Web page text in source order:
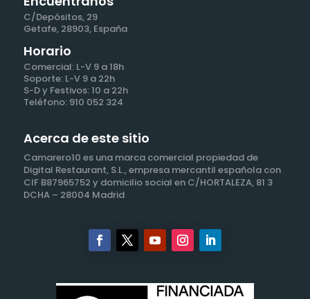
mantener el fin del tratamiento o existan prescripciones
legales que dictaminen su custodia y cuando
ya no sea necesario para ello, se suprimirán con medidas de
seguridad adecuadas para garantizar la
anonimización de los datos o la destrucción total de los
mismos.
terceros, salvo obligación legal.
Derechos que asisten al Usuario:
- Derecho a retirar el consentimiento en cualquier momento.
- Derecho de acceso, rectificación, portabilidad y supresión
su tratamiento.
- Derecho a presentar una reclamación ante la Autoridad de
tratamiento no se ajusta a la normativa vigente.
C/Depósitos, 29
Getafe, 28903, España
Horario
Comercial: L-V 9 a 18h
Soporte: L-V 9 a 22h
S-D y Festivos: 10 a 22h
Teléfono: 910 052 324
Acerca de este sitio
Camarero10 es una marca comercial propiedad de
Digital Restaurant, S.L., empresa mercantil española con
CIF B87965752 y domicilio social en C/HORTALEZA, 81 3
DCHA – 28004 Madrid